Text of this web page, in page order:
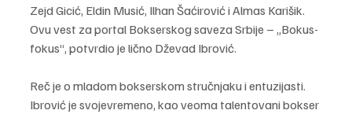
Zejd Gicić, Eldin Musić, Ilhan Šaćirović i Almas Karišik.
Ovu vest za portal Bokserskog saveza Srbije – „Bokus-
fokus“, potvrdio je lično Dževad Ibrović.
Reč je o mladom bokserskom stručnjaku i entuzijasti.
Ibrović je svojevremeno, kao veoma talentovani bokser